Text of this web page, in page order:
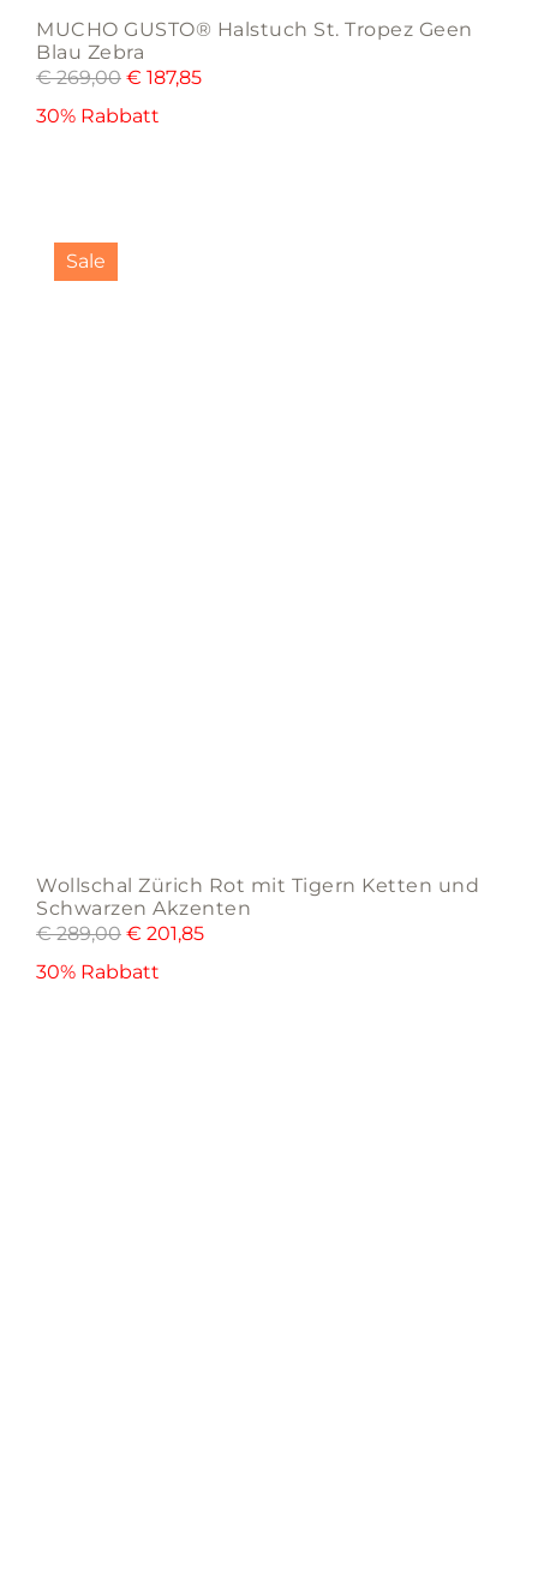
MUCHO GUSTO® Halstuch St. Tropez Geen
Blau Zebra
€269,00 € 187,85
30% Rabbatt
Sale
Wollschal Zürich Rot mit Tigern Ketten und
Schwarzen Akzenten
€289,00 € 201,85
30% Rabbatt